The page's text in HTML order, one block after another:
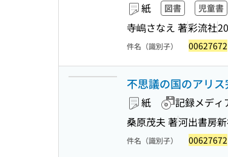
紙 図書 児童書
寺嶋さなえ 著彩流社
件名（識別子） 00627672
不思議の国のアリ
紙 記録メディ
桑原茂夫 著河出書房
件名（識別子） 00627672